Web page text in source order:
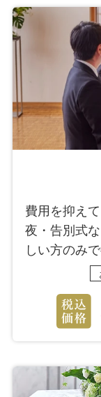
費用を抑え
夜・告別式
しい方のみ